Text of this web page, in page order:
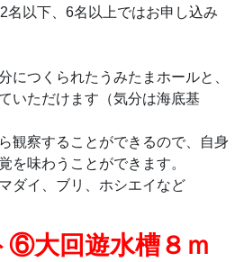
名以下、6名以上ではお申し込み
につくられたうみたまホールと、
いただけます（気分は海底基
観察することができるので、自身
を味わうことができます。
ダイ、ブリ、ホシエイなど
⑥大回遊水槽８ｍ